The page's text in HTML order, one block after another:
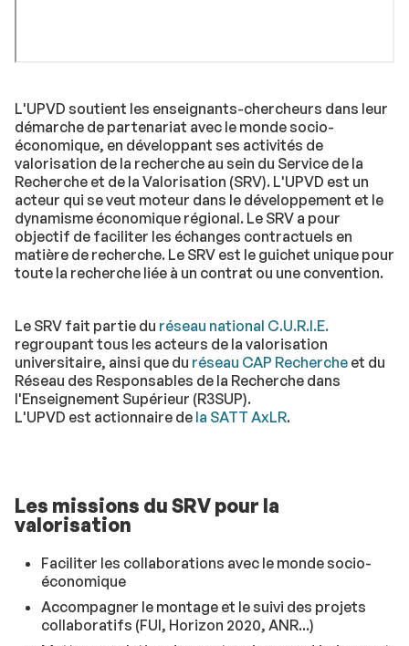
L'UPVD soutient les enseignants-chercheurs dans leur
démarche de partenariat avec le monde socio-
économique, en développant ses activités de
valorisation de la recherche au sein du Service de la
Recherche et de la Valorisation (SRV). L'UPVD est un
acteur qui se veut moteur dans le développement et le
dynamisme économique régional. Le SRV a pour
objectif de faciliter les échanges contractuels en
matière de recherche. Le SRV est le guichet unique pour
toute la recherche liée à un contrat ou une convention.
Le SRV fait partie du réseau national C.U.R.I.E.
regroupant tous les acteurs de la valorisation
universitaire, ainsi que du réseau CAP Recherche et du
Réseau des Responsables de la Recherche dans
l'Enseignement Supérieur (R3SUP).
L'UPVD est actionnaire de la SATT AxLR.
Les missions du SRV pour la
valorisation
Faciliter les collaborations avec le monde socio-
économique
Accompagner le montage et le suivi des projets
collaboratifs (FUI, Horizon 2020, ANR...)